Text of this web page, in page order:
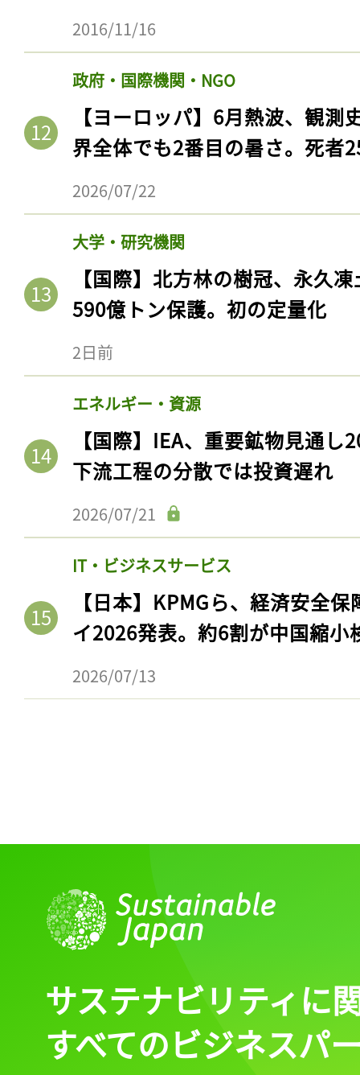
2016/11/16
政府・国際機関・NGO
【ヨーロッパ】6月熱波、観
界全体でも2番目の暑さ。死者
2026/07/22
大学・研究機関
【国際】北方林の樹冠、永久
590億トン保護。初の定量化
2日前
エネルギー・資源
【国際】IEA、重要鉱物見通
下流工程の分散では投資遅れ
2026/07/21
IT・ビジネスサービス
【日本】KPMGら、経済安全
イ2026発表。約6割が中国縮小
2026/07/13
サステナビリティに
すべてのビジネスパ